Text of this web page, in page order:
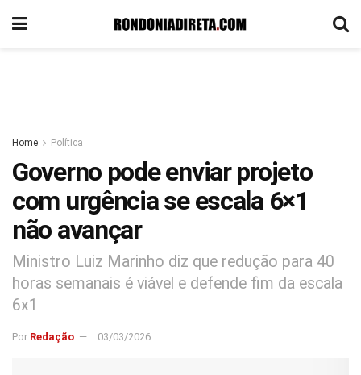
Home Política
Governo pode enviar projeto
com urgência se escala 6×1
não avançar
Ministro Luiz Marinho diz que redução para 40
horas semanais é viável e defende fim da escala
6x1
Por Redação 03/03/2026